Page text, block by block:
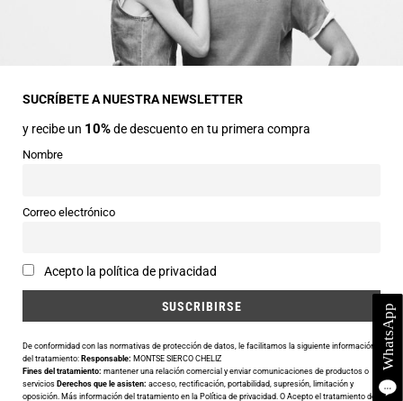
22330 Ainsa (Huesca)
Teléfonos
974 50 00 43
Horarios
Email
Utilizamos cookies para ofrecerte la mejor experiencia en nuestra
SUCRÍBETE A NUESTRA NEWSLETTER
y recibe un 10%de descuento en tu primera compra
Nombre
Correo electrónico
Acepto la política de privacidad
De conformidad con las normativas de protección de datos, le facilitamos la siguiente información
del tratamiento: Responsable: MONTSE SIERCO CHELIZ
Fines del tratamiento: mantener una relación comercial y enviar comunicaciones de productos o
servicios Derechos que le asisten: acceso, rectificación, portabilidad, supresión, limitación y
oposición. Más información del tratamiento en la Política de privacidad. O Acepto el tratamiento de